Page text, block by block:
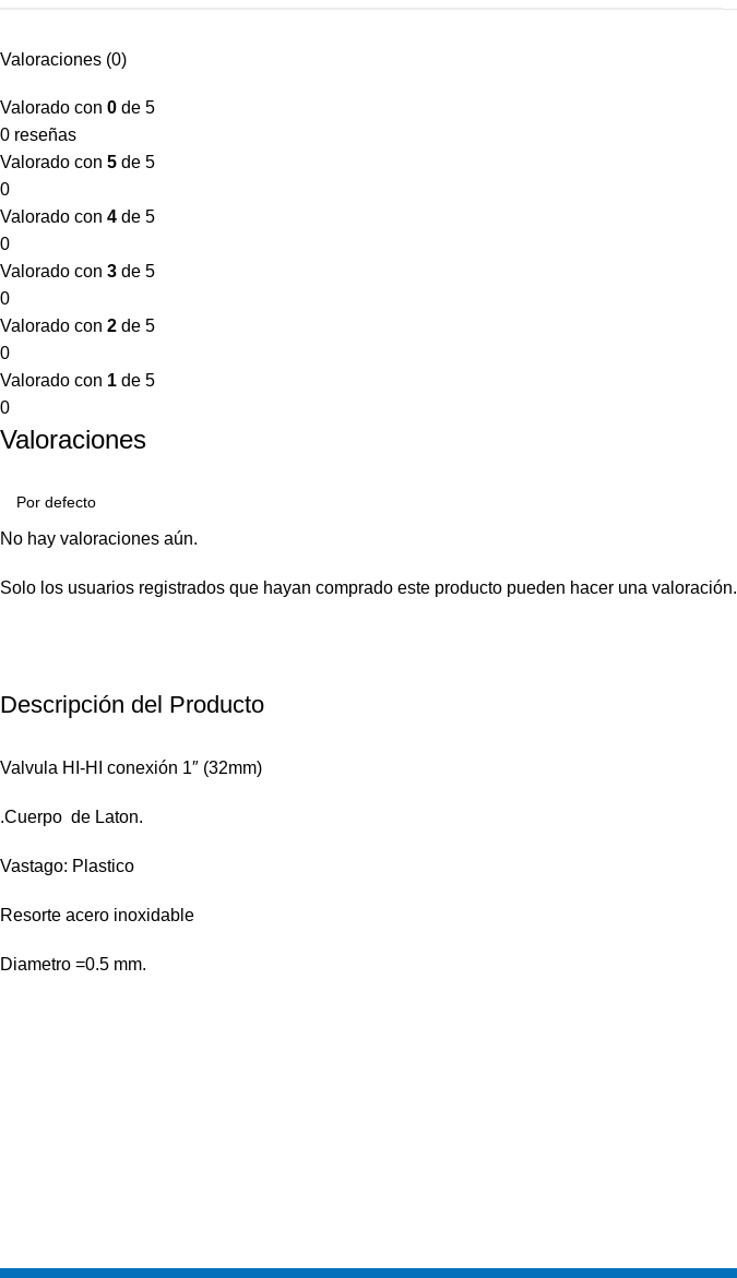
Valoraciones (0)
Valorado con 0 de 5
0 reseñas
Valorado con 5 de 5
0
Valorado con 4 de 5
0
Valorado con 3 de 5
0
Valorado con 2 de 5
0
Valorado con 1 de 5
0
Valoraciones
No hay valoraciones aún.
Solo los usuarios registrados que hayan comprado este producto pueden hacer una valoración.
Descripción del Producto
Valvula HI-HI conexión 1″ (32mm)
.Cuerpo de Laton.
Vastago: Plastico
Resorte acero inoxidable
Diametro =0.5 mm.